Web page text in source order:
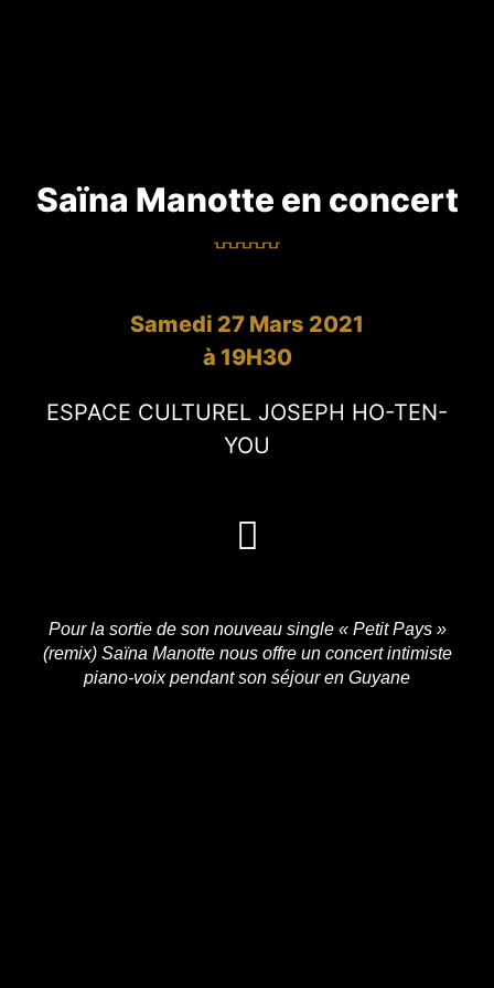
Saïna Manotte en concert
Samedi 27 Mars 2021
à 19H30
ESPACE CULTUREL JOSEPH HO-TEN-
YOU
Pour la sortie de son nouveau single « Petit Pays »
(remix) Saïna Manotte nous offre un concert intimiste
piano-voix pendant son séjour en Guyane